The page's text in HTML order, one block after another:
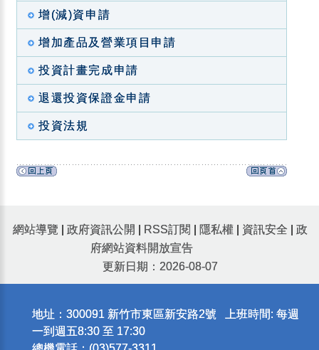
增(減)資申請
增加產品及營業項目申請
投資計畫完成申請
退還投資保證金申請
投資法規
網站導覽 政府資訊公開 RSS訂閱 隱私權 資訊安全
政
府網站資料開放宣告
更新日期：2026-08-07
地址：300091 新竹市東區新安路2號 上班時間: 每週
一到週五8:30 至 17:30